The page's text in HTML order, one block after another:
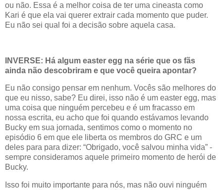
ou não. Essa é a melhor coisa de ter uma cineasta como
Kari é que ela vai querer extrair cada momento que puder.
Eu não sei qual foi a decisão sobre aquela casa.
INVERSE: Há algum easter egg na série que os fãs
ainda não descobriram e que você queira apontar?
Eu não consigo pensar em nenhum. Vocês são melhores do
que eu nisso, sabe? Eu direi, isso não é um easter egg, mas
uma coisa que ninguém percebeu e é um fracasso em
nossa escrita, eu acho que foi quando estávamos levando
Bucky em sua jornada, sentimos como o momento no
episódio 6 em que ele liberta os membros do GRC e um
deles para para dizer: “Obrigado, você salvou minha vida” -
sempre consideramos aquele primeiro momento de herói de
Bucky.
Isso foi muito importante para nós, mas não ouvi ninguém